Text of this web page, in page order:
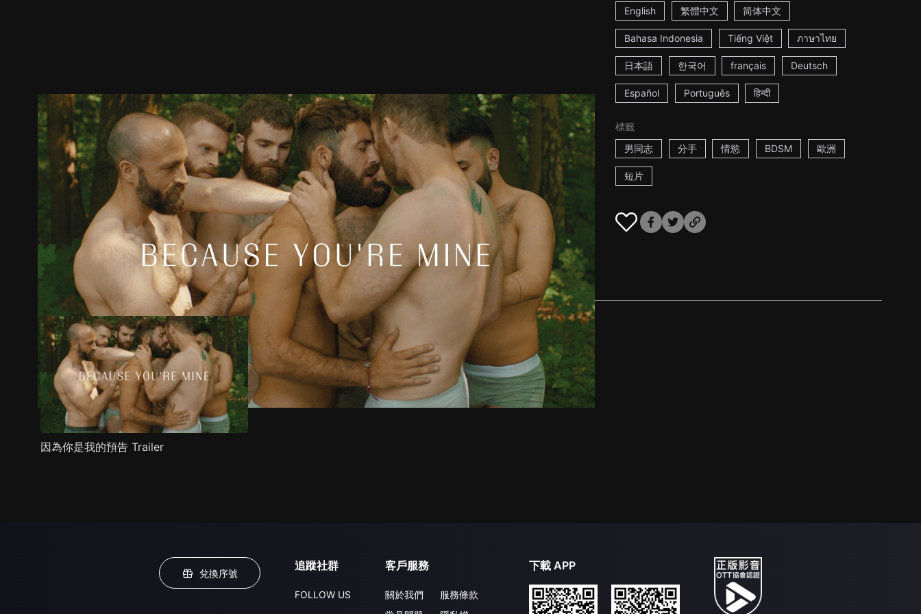
English 繁體中文 简体中文
Bahasa Indonesia Tiếng Việt ภาษาไทย
日本語 한국어 français Deutsch
Español Português हिन्दी
標籤
男同志
分手 情慾 BDSM 歐洲
短片
推薦影片 劇情介紹
因為你是我的預告 Trailer
兌換序號
追蹤社群
FOLLOW US
客戶服務
關於我們
服務條款
下載 APP